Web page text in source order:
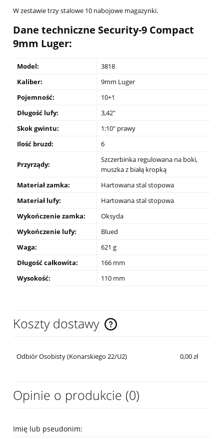
W zestawie trzy stalowe 10 nabojowe magazynki.
Dane techniczne Security-9 Compact
9mm Luger:
Model:
3818
Kaliber:
9mm Luger
Pojemność:
10+1
Długość lufy:
3,42"
Skok gwintu:
1:10" prawy
Ilość bruzd:
6
Przyrządy:
Szczerbinka regulowana na boki,
muszka z białą kropką
Materiał zamka:
Hartowana stal stopowa
Materiał lufy:
Hartowana stal stopowa
Wykończenie zamka:
Oksyda
Wykończenie lufy:
Blued
Waga:
621 g
Długość całkowita:
166 mm
Wysokość:
110 mm
Koszty dostawy
Cena nie zawiera ewentualnych kosztów płatności
Odbiór Osobisty (Konarskiego 22/U2) 0,00 zł
Opinie o produkcie (0)
Imię lub pseudonim: